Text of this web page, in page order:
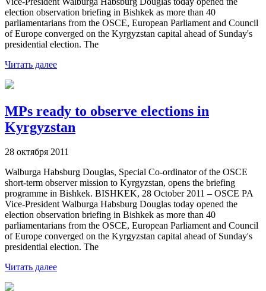
election observation briefing in Bishkek as more than 40
parliamentarians from the OSCE, European Parliament and Council
of Europe converged on the Kyrgyzstan capital ahead of Sunday's
presidential election. The
Читать далее
MPs ready to observe elections in
Kyrgyzstan
28 октября 2011
Walburga Habsburg Douglas, Special Co-ordinator of the OSCE
short-term observer mission to Kyrgyzstan, opens the briefing
programme in Bishkek. BISHKEK, 28 October 2011 – OSCE PA
Vice-President Walburga Habsburg Douglas today opened the
election observation briefing in Bishkek as more than 40
parliamentarians from the OSCE, European Parliament and Council
of Europe converged on the Kyrgyzstan capital ahead of Sunday's
presidential election. The
Читать далее